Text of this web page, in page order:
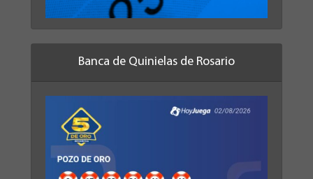
Banca de Quinielas de Rosario